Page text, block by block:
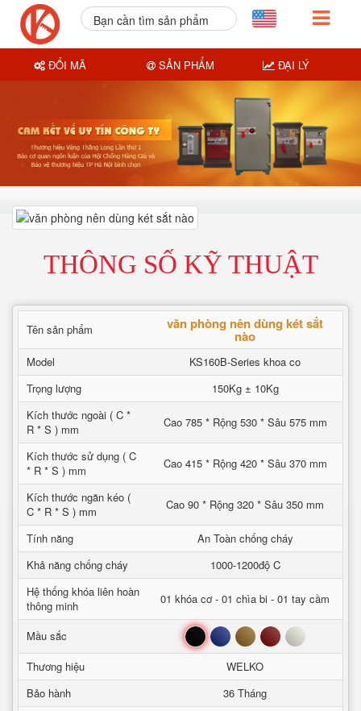
THÔNG SỐ KỸ THUẬT
Tên sản phẩm văn phòng nên dùng két sắt
nào
Model
KS160B-Series khoa co
Trọng lượng
150Kg ± 10Kg
Kích thước ngoài ( C *
R * S ) mm
Cao 785 * Rộng 530 * Sâu 575 mm
Kích thước sử dụng ( C
* R * S ) mm
Cao 415 * Rộng 420 * Sâu 370 mm
Kích thước ngăn kéo (
C * R * S ) mm
Cao 90 * Rộng 320 * Sâu 350 mm
Tính năng
An Toàn chống cháy
Khả năng chống cháy
1000-1200độ C
Hệ thống khóa liên hoàn
thông minh
01 khóa cơ - 01 chìa bi - 01 tay cầm
Mầu sắc Đen Xanh Nâu Đỏ Trắng
Thương hiệu
WELKO
Bảo hành
36 Tháng
Bạn cần tìm sản phẩm
ĐỔI MÃ SẢN PHẨM ĐẠI LÝ